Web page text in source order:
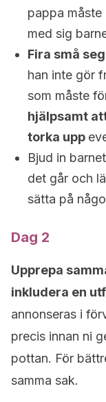
pappa
med sig
Fira små
han inte gör
som måste
hjälpsamt
torka upp
Bjud in
det går och
sätta på
Dag 2
Upprepa
inkludera en
annonseras i
precis innan ni
pottan. För
samma sak.